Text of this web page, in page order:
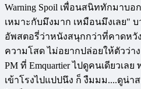
Warning Spoil เพื่อนสนิททักมาบอ
เหมาะกับมึงมาก เหมือนมึงเลย"
อัพสตอรี่ว่าหนังสนุกกว่าที่คาดหวั
ความโสด ไม่อยากปล่อยให้ตัวว่า
PM ที่ Emquartier ไปดูคนเดียวเล
เข้าโรงไปแปปนึง ก็ งืมมม....ดูน่